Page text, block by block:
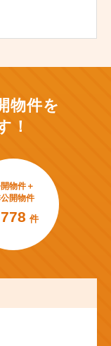
物件を
！
物件＋
開物件
件